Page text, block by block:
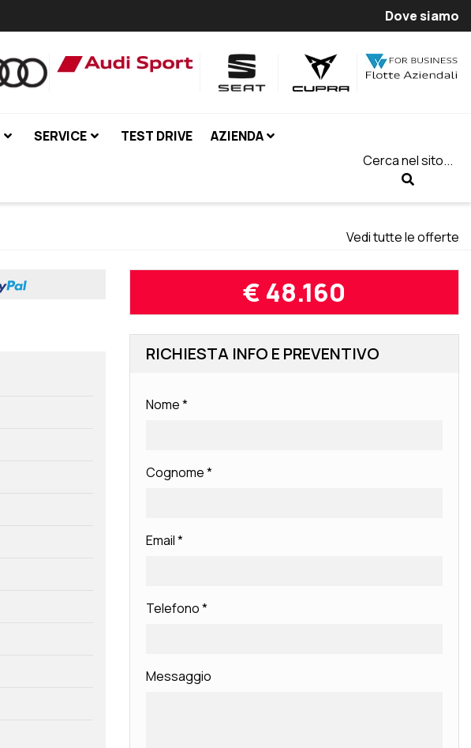
Dove siamo
SERVICE TEST DRIVE AZIENDA
Cerca nel sito...
Vedi tutte le offerte
€ 48.160
RICHIESTA INFO E PREVENTIVO
Nome*
Cognome*
Email*
Telefono*
Messaggio